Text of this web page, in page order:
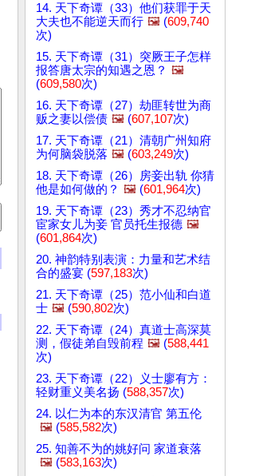
14. 天下奇谭（33）他们获罪于天
大夫也不能逆天而行 🖼️ (609,740
次)
15. 天下奇谭（31）突厥王子怎样
报答唐太宗的知遇之恩？ 🖼️
(609,580次)
16. 天下奇谭（27）劫匪转世为商
贩之妻以偿债 🖼️ (607,107次)
17. 天下奇谭（21）清朝广州知府
为何脑袋脱落 🖼️ (603,249次)
18. 天下奇谭（26）房妾出轨 你猜
他是如何做的？ 🖼️ (601,964次)
19. 天下奇谭（23）秀才不忍纳官
宦家女儿为妾 官员托生报德 🖼️
(601,864次)
20. 神韵特别表演：力量和艺术结
合的盛宴 (597,183次)
21. 天下奇谭（25）范小仙和白道
士 🖼️ (590,802次)
22. 天下奇谭（24）真道士高深莫
测，假徒弟自毁前程 🖼️ (588,441
次)
23. 天下奇谭（22）义士廖有方：
轻财重义美名扬 (588,357次)
24. 以仁为本的东汉清官 第五伦
🖼️ (585,582次)
25. 知善不为的姚好问 家道衰落
🖼️ (583,163次)